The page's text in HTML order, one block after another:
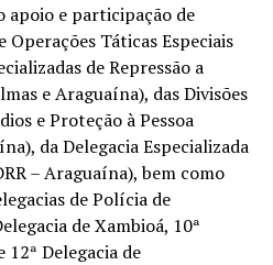
apoio e participação de
Táticas Especiais
de Repressão a
e Araguaína), das Divisões
e Proteção à Pessoa
da Delegacia Especializada
– Araguaína), bem como
de Polícia de
de Xambioá, 10ª
Delegacia de